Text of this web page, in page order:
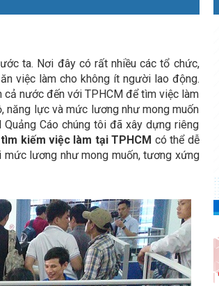
ta. Nơi đây có rất nhiều các tổ chức,
việc làm cho không ít người lao động.
nước đến với TPHCM để tìm việc làm
năng lực và mức lương như mong muốn
Cáo chúng tôi đã xây dựng riêng
tìm kiếm việc làm tại TPHCM có thể dễ
lương như mong muốn, tương xứng